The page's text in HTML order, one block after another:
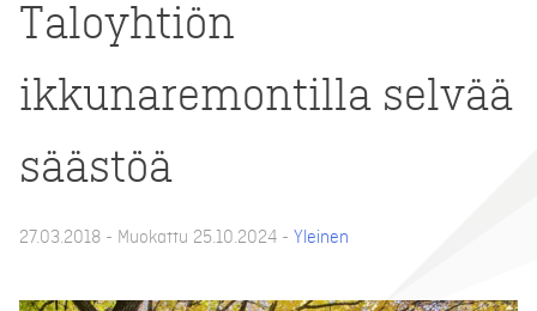
Taloyhtiön
ikkunaremontilla selvää
säästöä
27.03.2018 - Muokattu 25.10.2024 - Yleinen